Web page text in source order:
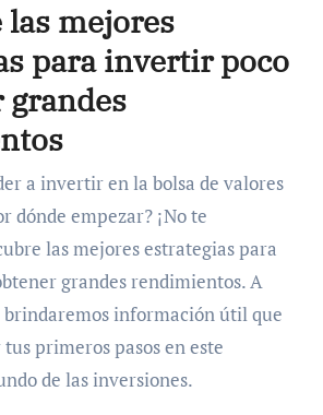
las mejores
para invertir poco
grandes
a invertir en la bolsa de valores
dónde empezar? ¡No te
las mejores estrategias para
grandes rendimientos. A
información útil que
primeros pasos en este
de las inversiones.